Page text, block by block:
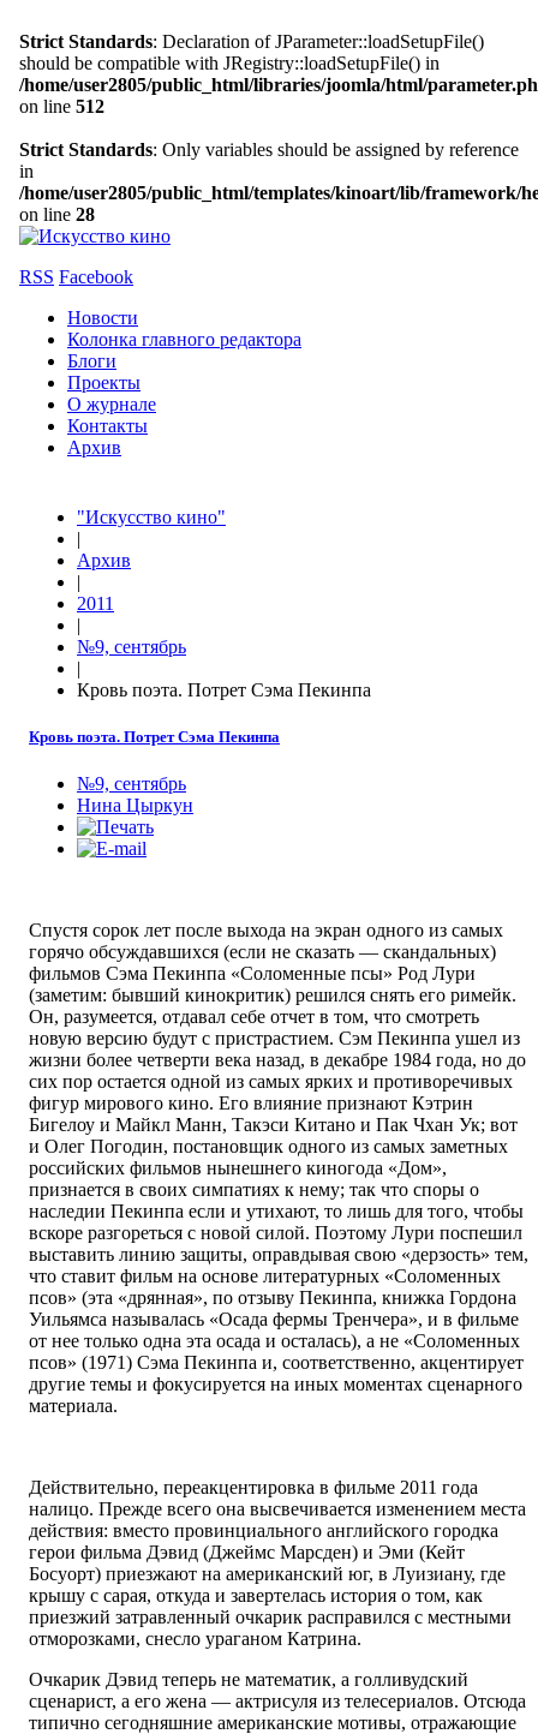
Strict Standards: Declaration of JParameter::loadSetupFile()
should be compatible with JRegistry::loadSetupFile() in
/home/user2805/public_html/libraries/joomla/html/
on line 512
Strict Standards: Only variables should be assigned by reference
in
/home/user2805/public_html/templates/kinoart/lib/framework/
on line 28
RSS Facebook
Новости
Колонка главного редактора
Блоги
Проекты
О журнале
Контакты
Архив
"Искусство кино"
|
Архив
|
2011
|
№9, сентябрь
|
Кровь поэта. Потрет Сэма Пекинпа
Кровь поэта. Потрет Сэма Пекинпа
№9, сентябрь
Нина Цыркун
Спустя сорок лет после выхода на экран одного из самых
горячо обсуждавшихся (если не сказать — скандальных)
фильмов Сэма Пекинпа «Соломенные псы» Род Лури
(заметим: бывший кинокритик) решился снять его римейк.
Он, разумеется, отдавал себе отчет в том, что смотреть
новую версию будут с пристрастием. Сэм Пекинпа ушел из
жизни более четверти века назад, в декабре 1984 года, но до
сих пор остается одной из самых ярких и противоречивых
фигур мирового кино. Его влияние признают Кэтрин
Бигелоу и Майкл Манн, Такэси Китано и Пак Чхан Ук; вот
и Олег Погодин, постановщик одного из самых заметных
российских фильмов нынешнего киногода «Дом»,
признается в своих симпатиях к нему; так что споры о
наследии Пекинпа если и утихают, то лишь для того, чтобы
вскоре разгореться с новой силой. Поэтому Лури поспешил
выставить линию защиты, оправдывая свою «дерзость» тем,
что ставит фильм на основе литературных «Соломенных
псов» (эта «дрянная», по отзыву Пекинпа, книжка Гордона
Уильямса называлась «Осада фермы Тренчера», и в фильме
от нее только одна эта осада и осталась), а не «Соломенных
псов» (1971) Сэма Пекинпа и, соответственно, акцентирует
другие темы и фокусируется на иных моментах сценарного
материала.
Действительно, переакцентировка в фильме 2011 года
налицо. Прежде всего она высвечивается изменением места
действия: вместо провинциального английского городка
герои фильма Дэвид (Джеймс Марсден) и Эми (Кейт
Босуорт) приезжают на американский юг, в Луизиану, где
крышу с сарая, откуда и завертелась история о том, как
приезжий затравленный очкарик расправился с местными
отморозками, снесло ураганом Катрина.
Очкарик Дэвид теперь не математик, а голливудский
сценарист, а его жена — актрисуля из телесериалов. Отсюда
типично сегодняшние американские мотивы, отражающие